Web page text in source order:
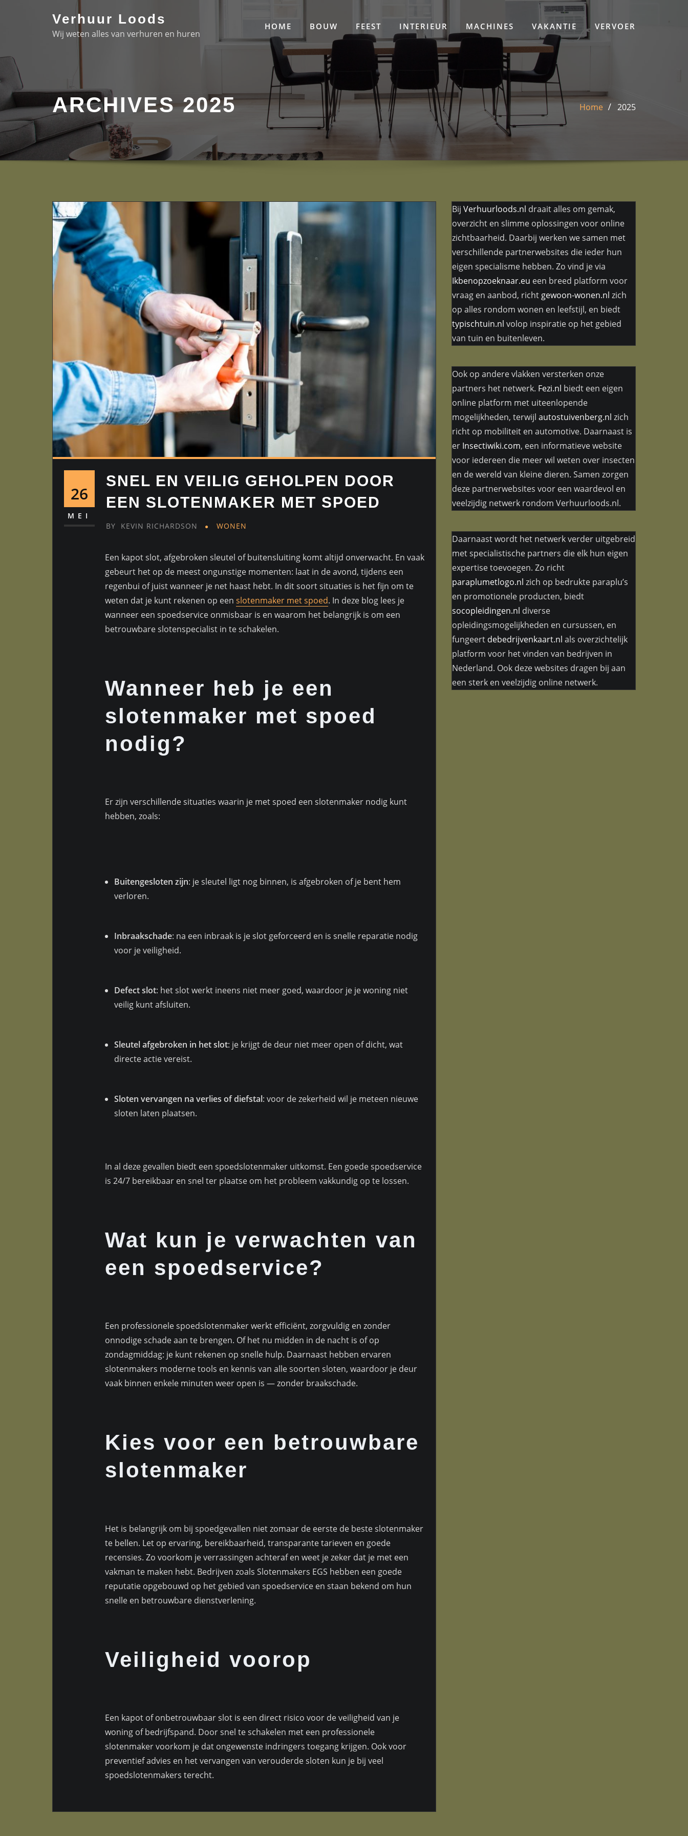
Verhuur Loods
Wij weten alles van verhuren en huren
HOME BOUW FEEST INTERIEUR MACHINES VAKANTIE VERVOER
ARCHIVES 2025 Home 2025
26
MEI
SNEL EN VEILIG GEHOLPEN DOOR
EEN SLOTENMAKER MET SPOED
BY KEVIN RICHARDSON WONEN
Een kapot slot, afgebroken sleutel of buitensluiting komt altijd onverwacht. En vaak
gebeurt het op de meest ongunstige momenten: laat in de avond, tijdens een
regenbui of juist wanneer je net haast hebt. In dit soort situaties is het fijn om te
weten dat je kunt rekenen op een slotenmaker met spoed. In deze blog lees je
wanneer een spoedservice onmisbaar is en waarom het belangrijk is om een
betrouwbare slotenspecialist in te schakelen.
Wanneer heb je een
slotenmaker met spoed
nodig?
Er zijn verschillende situaties waarin je met spoed een slotenmaker nodig kunt
hebben, zoals:
Buitengesloten zijn: je sleutel ligt nog binnen, is afgebroken of je bent hem
verloren.
Inbraakschade: na een inbraak is je slot geforceerd en is snelle reparatie nodig
voor je veiligheid.
Defect slot: het slot werkt ineens niet meer goed, waardoor je je woning niet
veilig kunt afsluiten.
Sleutel afgebroken in het slot: je krijgt de deur niet meer open of dicht, wat
directe actie vereist.
Sloten vervangen na verlies of diefstal: voor de zekerheid wil je meteen nieuwe
sloten laten plaatsen.
In al deze gevallen biedt een spoedslotenmaker uitkomst. Een goede spoedservice
is 24/7 bereikbaar en snel ter plaatse om het probleem vakkundig op te lossen.
Wat kun je verwachten van
een spoedservice?
Een professionele spoedslotenmaker werkt efficiënt, zorgvuldig en zonder
onnodige schade aan te brengen. Of het nu midden in de nacht is of op
zondagmiddag: je kunt rekenen op snelle hulp. Daarnaast hebben ervaren
slotenmakers moderne tools en kennis van alle soorten sloten, waardoor je deur
vaak binnen enkele minuten weer open is — zonder braakschade.
Kies voor een betrouwbare
slotenmaker
Het is belangrijk om bij spoedgevallen niet zomaar de eerste de beste slotenmaker
te bellen. Let op ervaring, bereikbaarheid, transparante tarieven en goede
recensies. Zo voorkom je verrassingen achteraf en weet je zeker dat je met een
vakman te maken hebt. Bedrijven zoals Slotenmakers EGS hebben een goede
reputatie opgebouwd op het gebied van spoedservice en staan bekend om hun
snelle en betrouwbare dienstverlening.
Veiligheid voorop
Een kapot of onbetrouwbaar slot is een direct risico voor de veiligheid van je
woning of bedrijfspand. Door snel te schakelen met een professionele
slotenmaker voorkom je dat ongewenste indringers toegang krijgen. Ook voor
preventief advies en het vervangen van verouderde sloten kun je bij veel
spoedslotenmakers terecht.
Bij Verhuurloods.nl draait alles om gemak,
overzicht en slimme oplossingen voor online
zichtbaarheid. Daarbij werken we samen met
verschillende partnerwebsites die ieder hun
eigen specialisme hebben. Zo vind je via
Ikbenopzoeknaar.eu een breed platform voor
vraag en aanbod, richt gewoon-wonen.nl zich
op alles rondom wonen en leefstijl, en biedt
typischtuin.nl volop inspiratie op het gebied
van tuin en buitenleven.
Ook op andere vlakken versterken onze
partners het netwerk. Fezi.nl biedt een eigen
online platform met uiteenlopende
mogelijkheden, terwijl autostuivenberg.nl zich
richt op mobiliteit en automotive. Daarnaast is
er Insectiwiki.com, een informatieve website
voor iedereen die meer wil weten over insecten
en de wereld van kleine dieren. Samen zorgen
deze partnerwebsites voor een waardevol en
veelzijdig netwerk rondom Verhuurloods.nl.
Daarnaast wordt het netwerk verder uitgebreid
met specialistische partners die elk hun eigen
expertise toevoegen. Zo richt
paraplumetlogo.nl zich op bedrukte paraplu’s
en promotionele producten, biedt
socopleidingen.nl diverse
opleidingsmogelijkheden en cursussen, en
fungeert debedrijvenkaart.nl als overzichtelijk
platform voor het vinden van bedrijven in
Nederland. Ook deze websites dragen bij aan
een sterk en veelzijdig online netwerk.